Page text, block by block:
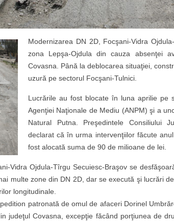
Modernizarea DN 2D, Focşani-Vidra
zona Lepşa-Ojdula din cauza absenţei
Covasna. Până la deblocarea situaţiei,
uzură pe sectorul Focşani-Tulnici.
Lucrările au fost blocate în luna aprilie pe
Agenţiei Naţionale de Mediu (ANPM) şi a
Natural Putna. Preşedintele Consiliului
declarat că în urma intervenţiilor făcute
fost alocată suma de 90 de milioane de lei.
Vidra Ojdula-Tîrgu Secuiesc-Braşov se
multe zone din DN 2D, dar se execută şi lucrări
longitudinale.
patronată de omul de afaceri Dorinel
judeţul Covasna, excepţie făcând porţiunea de